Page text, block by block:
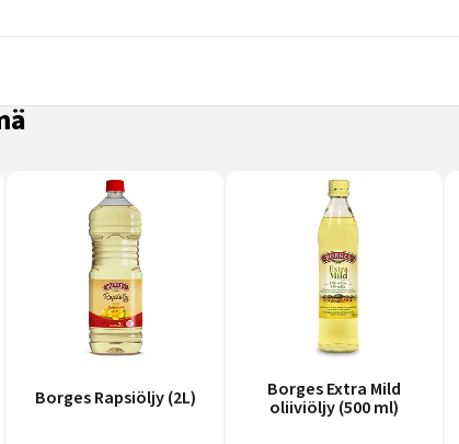
Borges Rapsiöljy (2L) Borges Extra Mild
oliiviöljy (500 ml)